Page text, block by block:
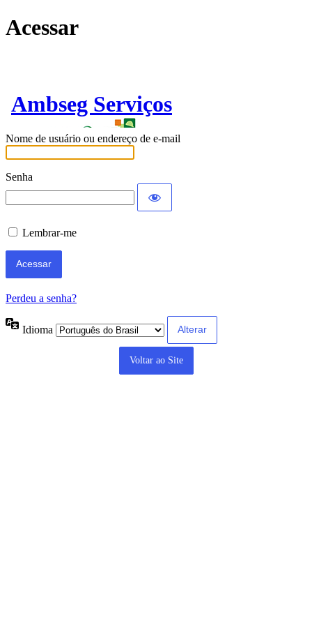
Acessar
Ambseg Serviços
Nome de usuário ou endereço de e-mail
Senha
Lembrar-me
Perdeu a senha?
Idioma
Voltar ao Site